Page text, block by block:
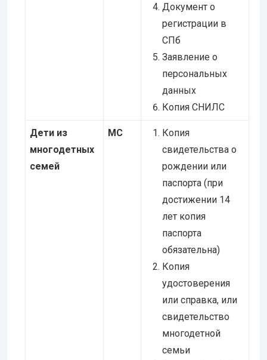
Документ о
регистрации в
СПб
Заявление о
персональных
данных
Копия СНИЛС
Дети из
многодетных
семей
МС
Копия
свидетельства о
рождении или
паспорта (при
достижении 14
лет копия
паспорта
обязательна)
Копия
удостоверения
или справка, или
свидетельство
многодетной
семьи